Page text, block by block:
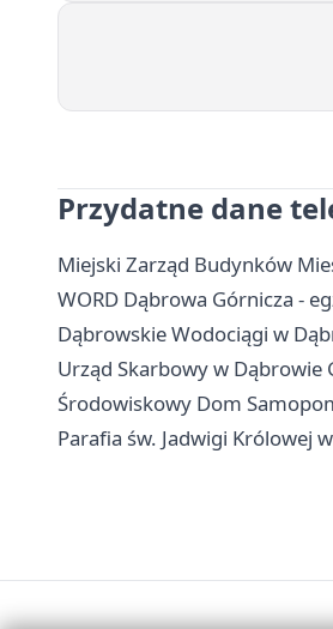
Przydatne dane
Miejski Zarząd Budynków
WORD Dąbrowa Górnicza -
Dąbrowskie Wodociągi w
Urząd Skarbowy w Dąbrowie
Środowiskowy Dom
Parafia św. Jadwigi Królowej